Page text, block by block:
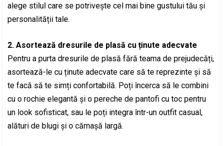
alege stilul care se potrivește cel mai bine gustului tău și
personalității tale.
2. Asortează dresurile de plasă cu ținute adecvate
Pentru a purta dresurile de plasă fără teama de prejudecăți,
asortează-le cu ținute adecvate care să te reprezinte și să
te facă să te simți confortabilă. Poți încerca să le combini
cu o rochie elegantă și o pereche de pantofi cu toc pentru
un look sofisticat, sau le poți integra într-un outfit casual,
alături de blugi și o cămașă largă.